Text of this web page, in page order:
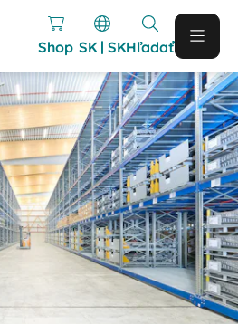
Shop SK | SKHľadať